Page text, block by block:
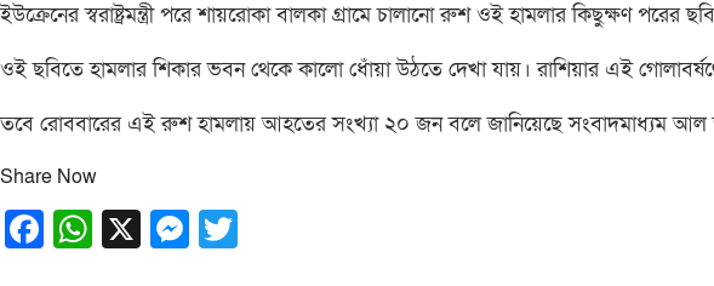
ইউক্রেনের স্বরাষ্ট্রমন্ত্রী পরে শায়রোকা বালকা গ্রামে চালানো রুশ ওই হামলার কিছুক্ষণ পরের
ওই ছবিতে হামলার শিকার ভবন থেকে কালো ধোঁয়া উঠতে দেখা যায়। রাশিয়ার এই
তবে রোববারের এই রুশ হামলায় আহতের সংখ্যা ২০ জন বলে জানিয়েছে সংবাদমাধ্যম আল
Share Now
Facebook
WhatsApp
X Messenger